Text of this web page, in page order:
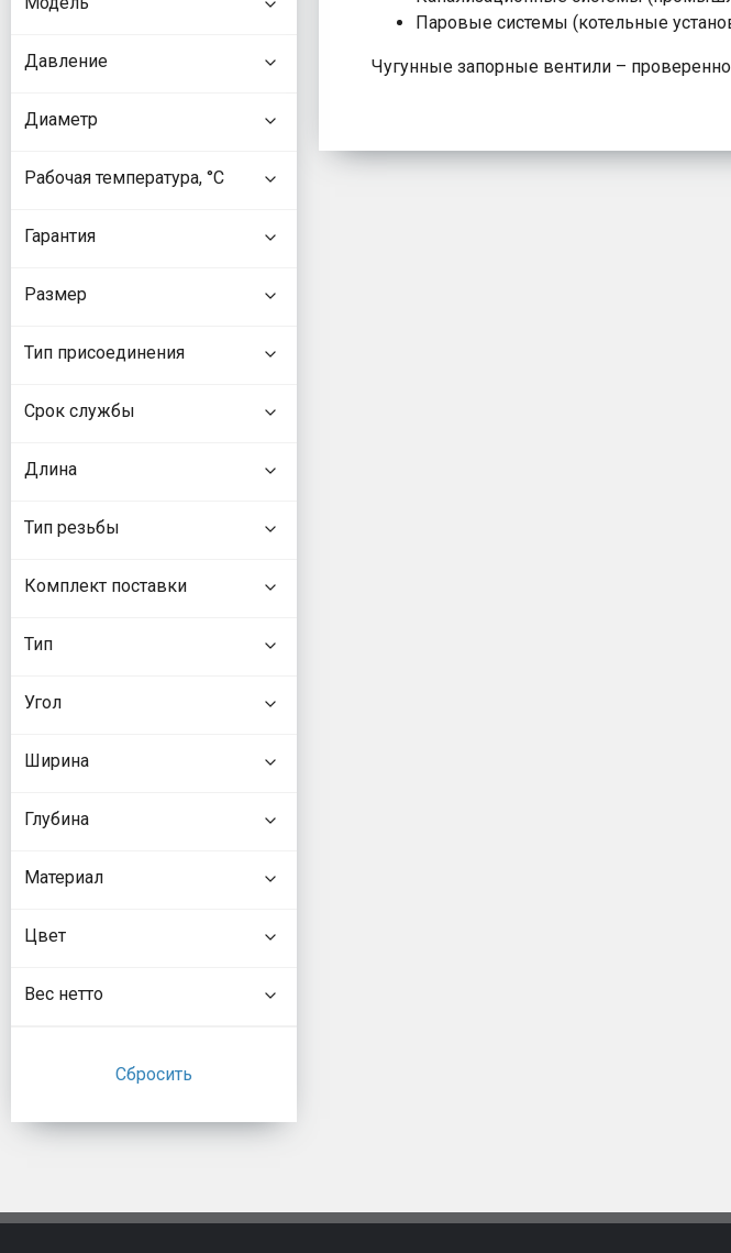
Паровые системы (котельные
Чугунные запорные вентили –
Давление
Диаметр
Рабочая температура, °С
Гарантия
Размер
Тип присоединения
Срок службы
Длина
Тип резьбы
Комплект поставки
Тип
Угол
Ширина
Глубина
Материал
Цвет
Вес нетто